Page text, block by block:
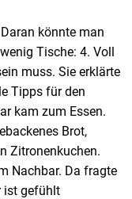
könnte man
Tische: 4. Voll
muss. Sie erklärte
Tipps für den
kam zum Essen.
Brot,
Zitronenkuchen.
Nachbar. Da fragte
ist gefühlt